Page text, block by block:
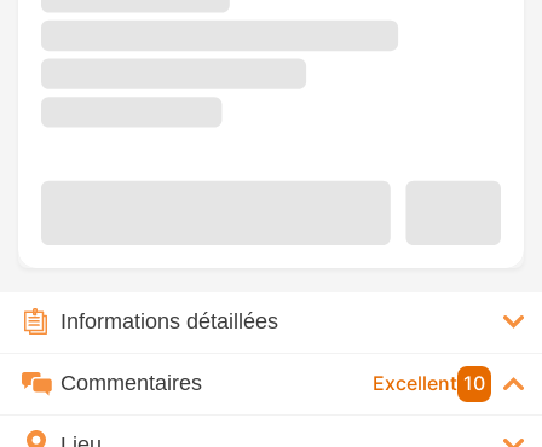
Informations détaillées
Commentaires Excellent 10